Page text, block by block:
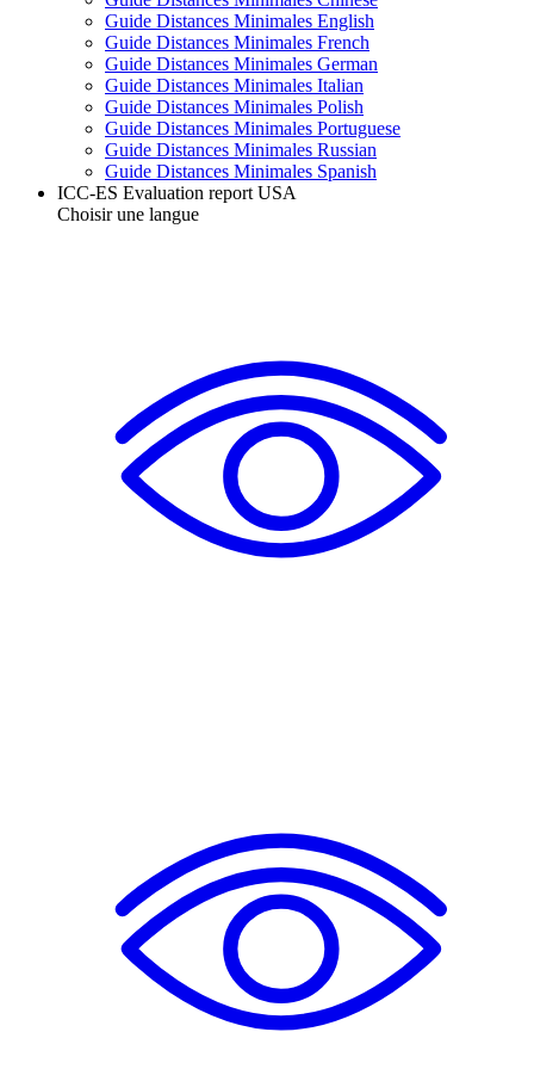
Guide Distances Minimales English
Guide Distances Minimales French
Guide Distances Minimales German
Guide Distances Minimales Italian
Guide Distances Minimales Polish
Guide Distances Minimales Portuguese
Guide Distances Minimales Russian
Guide Distances Minimales Spanish
ICC-ES Evaluation report USA
Choisir une langue